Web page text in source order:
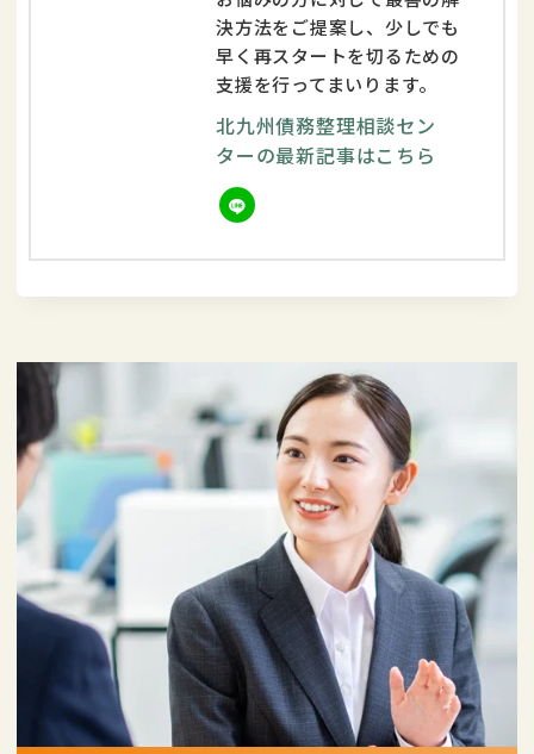
決方法をご提案し、少しでも
早く再スタートを切るための
支援を行ってまいります。
北九州債務整理相談セン
ターの最新記事はこちら